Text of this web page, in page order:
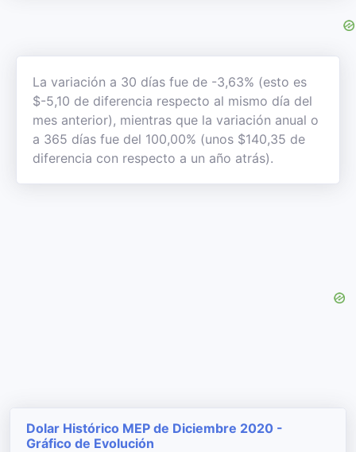
La variación a 30 días fue de -3,63% (esto es
$-5,10 de diferencia respecto al mismo día del
mes anterior), mientras que la variación anual o
a 365 días fue del 100,00% (unos $140,35 de
diferencia con respecto a un año atrás).
Dolar Histórico MEP de Diciembre 2020 -
Gráfico de Evolución